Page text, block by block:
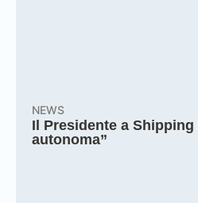
NEWS
Il Presidente a
autonoma”